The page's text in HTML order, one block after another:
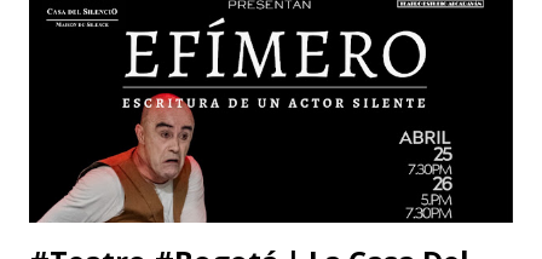
de Hidalgo (México), la Facultad de Estudios Superiores
Iztacala (UNAM, México) y la Facultad de Estudios
Superiores Acatlán (UNAM, México), además de un comité
organizador comprometido con abrir nuevas miradas sobre
el cuerpo, la esce...